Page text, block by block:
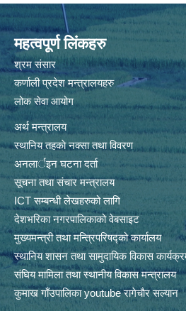
महत्वपूर्ण लिंकहरु
श्रम संसार
कर्णाली प्रदेश मन्त्रालयहरु
लोक सेवा आयोग
अर्थ मन्त्रालय
स्थानिय तहकाे नक्सा तथा विवरण
अनलार्इन घटना दर्ता
सूचना तथा संचार मन्त्रालय
ICT सम्बन्धी लेखहरुको लागि
देशभरिका नगरपालिकाको वेबसाइट
मुख्यमन्त्री तथा मन्त्रिपरिषद्को कार्यालय
स्थानिय शासन तथा सामुदायिक विकास
संघिय मामिला तथा स्थानीय विकास मन्त्रालय
कुमाख गाँउपालिका youtube रागेचाैर सल्यान